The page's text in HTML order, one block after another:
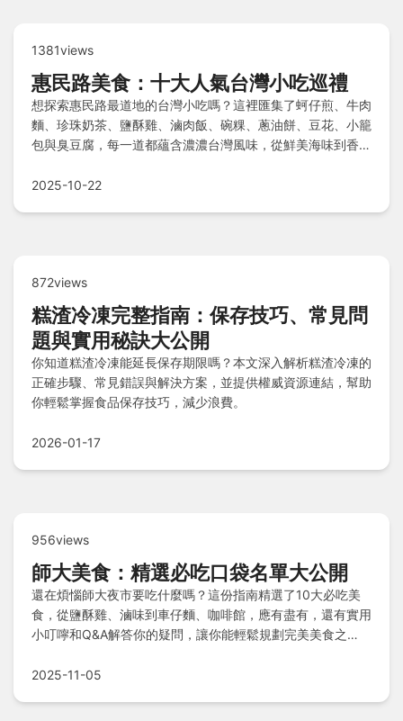
1381views
惠民路美食：十大人氣台灣小吃巡禮
想探索惠民路最道地的台灣小吃嗎？這裡匯集了蚵仔煎、牛肉
麵、珍珠奶茶、鹽酥雞、滷肉飯、碗粿、蔥油餅、豆花、小籠
包與臭豆腐，每一道都蘊含濃濃台灣風味，從鮮美海味到香脆
美食精華，開啟一場難忘的街頭美食冒險吧！
2025-10-22
872views
糕渣冷凍完整指南：保存技巧、常見問
題與實用秘訣大公開
你知道糕渣冷凍能延長保存期限嗎？本文深入解析糕渣冷凍的
正確步驟、常見錯誤與解決方案，並提供權威資源連結，幫助
你輕鬆掌握食品保存技巧，減少浪費。
2026-01-17
956views
師大美食：精選必吃口袋名單大公開
還在煩惱師大夜市要吃什麼嗎？這份指南精選了10大必吃美
食，從鹽酥雞、滷味到車仔麵、咖啡館，應有盡有，還有實用
小叮嚀和Q&A解答你的疑問，讓你能輕鬆規劃完美美食之
2025-11-05